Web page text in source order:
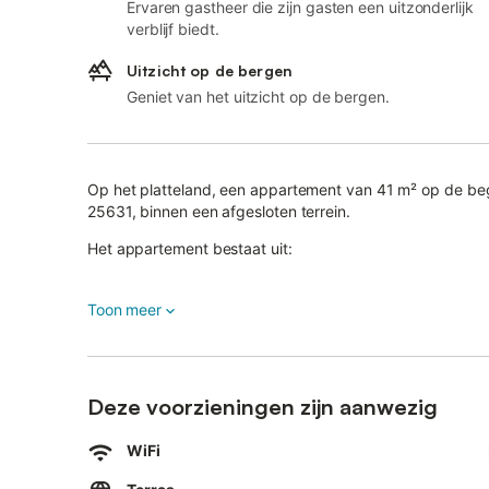
Ervaren gastheer die zijn gasten een uitzonderlijk
verblijf biedt.
Uitzicht op de bergen
Geniet van het uitzicht op de bergen.
Op het platteland, een appartement van 41 m² op de
25631, binnen een afgesloten terrein.
Het appartement bestaat uit:
- 1 slaapkamer met een bed van 160x200 cm en een
De toegang tot het terrein is via een 15 meter lang
Het appartement is bereikbaar via een trap langs het
- Terras van 50 m², gedeeld met vakantiehuisje 25631,
zonnescherm
Toon meer
Deze voorzieningen zijn aanwezig
WiFi